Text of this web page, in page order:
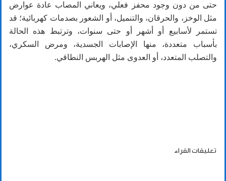
حتى من دون وجود محفز فعلي، ويعاني المصاب عادة عوارض
مثل الوخز، والحرقان، والتنميل، أو الشعور بصدمات كهربائية؛ قد
تستمر لأسابيع أو أشهر أو حتى سنوات، وترتبط هذه الحالة
بأسباب متعددة، منها الإصابات الجسدية، ومرض السكري،
والتصلب المتعدد، أو العدوى مثل الهربس النطاقي.
تعليقات القراء